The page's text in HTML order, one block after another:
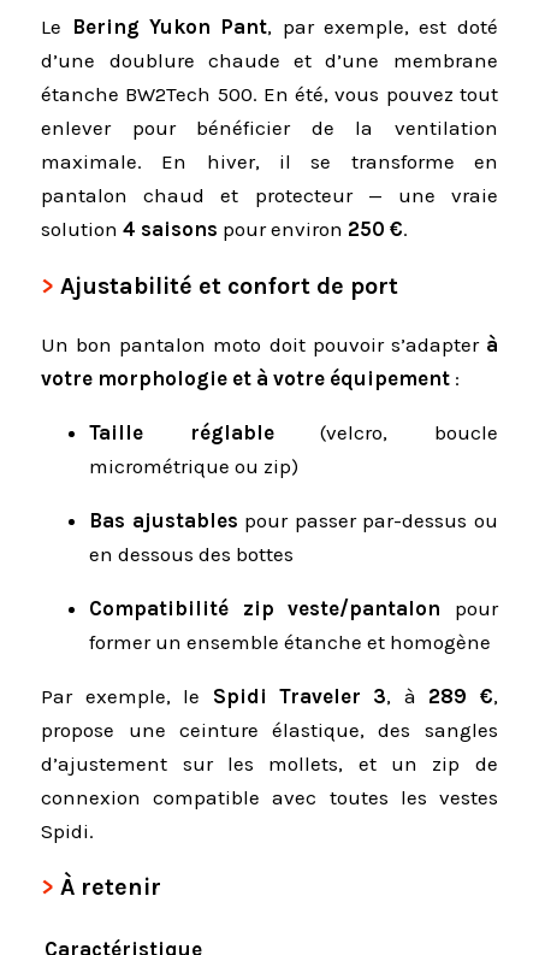
Le Bering Yukon Pant, par exemple, est doté
d’une doublure chaude et d’une membrane
étanche BW2Tech 500. En été, vous pouvez tout
enlever pour bénéficier de la ventilation
maximale. En hiver, il se transforme en
pantalon chaud et protecteur — une vraie
solution4 saisons pour environ 250 €.
Ajustabilité et confort de port
Un bon pantalon moto doit pouvoir s’adapter à
votre morphologie et à votre équipement :
Taille réglable(velcro, boucle
micrométrique ou zip)
Bas ajustables pour passer par-dessus ou
en dessous des bottes
Compatibilité zip veste/pantalon pour
former un ensemble étanche et homogène
Par exemple, le Spidi Traveler 3, à 289 €,
propose une ceinture élastique, des sangles
d’ajustement sur les mollets, et un zip de
connexion compatible avec toutes les vestes
Spidi.
À retenir
Caractéristique